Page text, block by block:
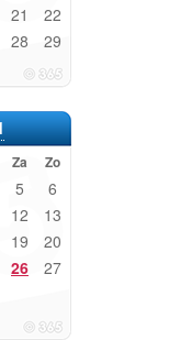
21 22
28 29
Za Zo
5 6
12 13
19 20
26 27